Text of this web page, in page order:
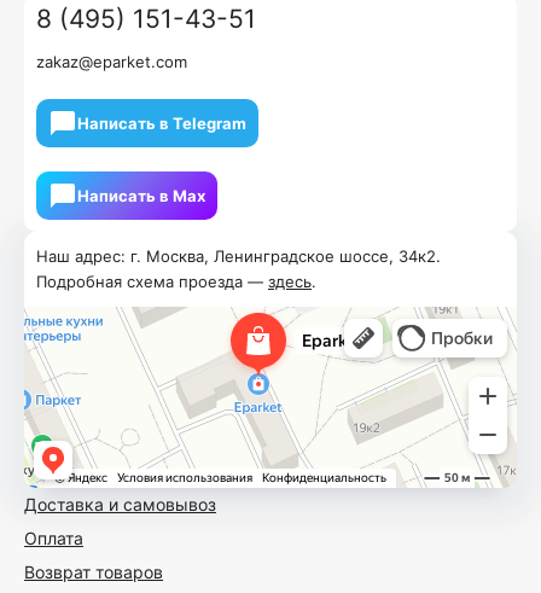
Доставка и самовывоз
Оплата
Возврат товаров
Наш адрес: г. Москва, Ленинградское шоссе, 34к2.
Подробная схема проезда — здесь.
8 (495) 151-43-51
zakaz@eparket.com
Написать в Telegram
Написать в Мах